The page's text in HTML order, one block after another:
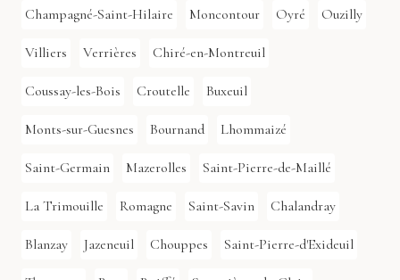
Champagné-Saint-Hilaire Moncontour Oyré Ouzilly
Villiers Verrières Chiré-en-Montreuil
Coussay-les-Bois Croutelle Buxeuil
Monts-sur-Guesnes Bournand Lhommaizé
Saint-Germain Mazerolles Saint-Pierre-de-Maillé
La Trimouille Romagne Saint-Savin Chalandray
Blanzay Jazeneuil Chouppes Saint-Pierre-d'Exideuil